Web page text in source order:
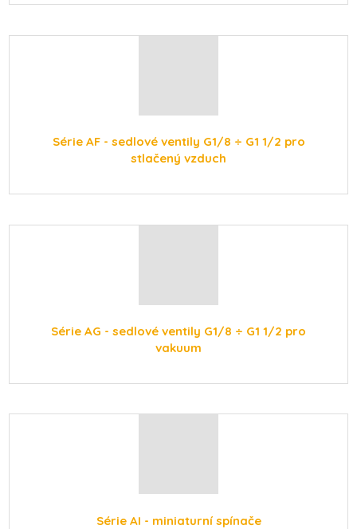
Série AF - sedlové ventily G1/8 ÷ G1 1/2 pro
stlačený vzduch
Série AG - sedlové ventily G1/8 ÷ G1 1/2 pro
vakuum
Série AI - miniaturní spínače